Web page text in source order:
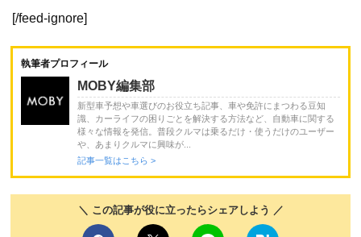
[/feed-ignore]
執筆者プロフィール
MOBY編集部
新型車予想や車選びのお役立ち記事、車や免許にまつわる豆知
識、カーライフの困りごとを解決する方法など、自動車に関する
様々な情報を発信。普段クルマは乗るだけ・使うだけのユーザー
や、あまりクルマに興味が...
記事一覧はこちら >
＼ この記事が役に立ったらシェアしよう ／